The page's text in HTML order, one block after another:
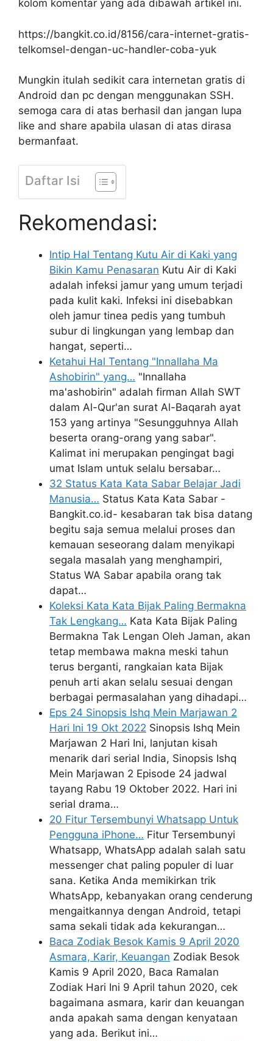
kolom komentar yang ada dibawah artikel ini.
https://bangkit.co.id/8156/cara-internet-gratis-
telkomsel-dengan-uc-handler-coba-yuk
Mungkin itulah sedikit cara internetan gratis di
Android dan pc dengan menggunakan SSH.
semoga cara di atas berhasil dan jangan lupa
like and share apabila ulasan di atas dirasa
bermanfaat.
Daftar Isi
Rekomendasi:
Intip Hal Tentang Kutu Air di Kaki yang
Bikin Kamu Penasaran Kutu Air di Kaki
adalah infeksi jamur yang umum terjadi
pada kulit kaki. Infeksi ini disebabkan
oleh jamur tinea pedis yang tumbuh
subur di lingkungan yang lembap dan
hangat, seperti…
Ketahui Hal Tentang "Innallaha Ma
Ashobirin" yang… "Innallaha
ma'ashobirin" adalah firman Allah SWT
dalam Al-Qur'an surat Al-Baqarah ayat
153 yang artinya "Sesungguhnya Allah
beserta orang-orang yang sabar".
Kalimat ini merupakan pengingat bagi
umat Islam untuk selalu bersabar…
32 Status Kata Kata Sabar Belajar Jadi
Manusia… Status Kata Kata Sabar -
Bangkit.co.id- kesabaran tak bisa datang
begitu saja semua melalui proses dan
kemauan seseorang dalam menyikapi
segala masalah yang menghampiri,
Status WA Sabar apabila orang tak
dapat…
Koleksi Kata Kata Bijak Paling Bermakna
Tak Lengkang… Kata Kata Bijak Paling
Bermakna Tak Lengan Oleh Jaman, akan
tetap membawa makna meski tahun
terus berganti, rangkaian kata Bijak
penuh arti akan selalu sesuai dengan
berbagai permasalahan yang dihadapi…
Eps 24 Sinopsis Ishq Mein Marjawan 2
Hari Ini 19 Okt 2022 Sinopsis Ishq Mein
Marjawan 2 Hari Ini, lanjutan kisah
menarik dari serial India, Sinopsis Ishq
Mein Marjawan 2 Episode 24 jadwal
tayang Rabu 19 Oktober 2022. Hari ini
serial drama…
20 Fitur Tersembunyi Whatsapp Untuk
Pengguna iPhone… Fitur Tersembunyi
Whatsapp, WhatsApp adalah salah satu
messenger chat paling populer di luar
sana. Ketika Anda memikirkan trik
WhatsApp, kebanyakan orang cenderung
mengaitkannya dengan Android, tetapi
sama sekali tidak ada kekurangan…
Baca Zodiak Besok Kamis 9 April 2020
Asmara, Karir, Keuangan Zodiak Besok
Kamis 9 April 2020, Baca Ramalan
Zodiak Hari Ini 9 April tahun 2020, cek
bagaimana asmara, karir dan keuangan
anda apakah sama dengan kenyataan
yang ada. Berikut ini…